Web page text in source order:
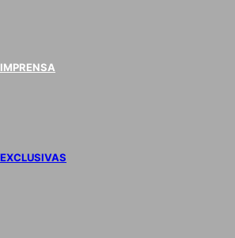
IMPRENSA
EXCLUSIVAS